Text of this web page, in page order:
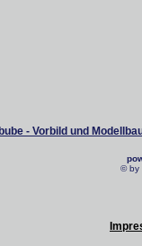
- Vorbild und
© by